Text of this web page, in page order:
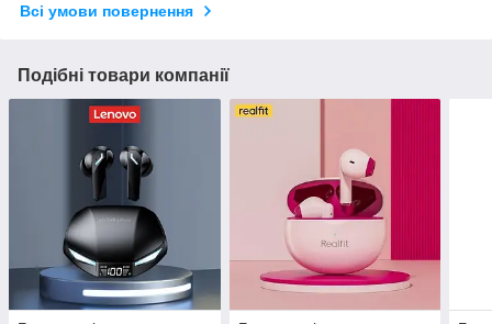
Всі умови повернення
Подібні товари компанії